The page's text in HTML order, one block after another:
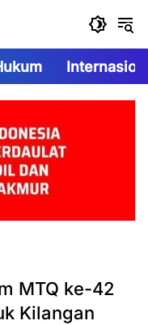
MTQ ke-42
Kilangan